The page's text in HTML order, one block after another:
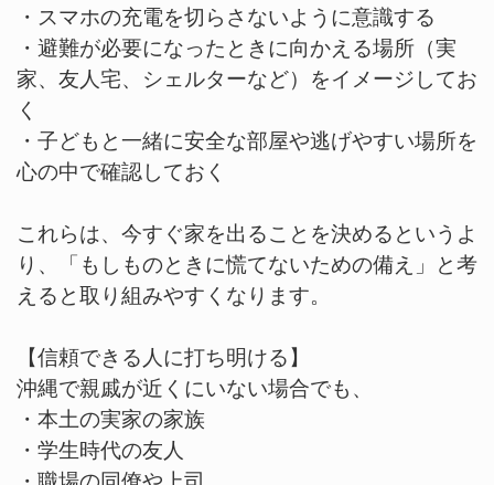
・スマホの充電を切らさないように意識する
・避難が必要になったときに向かえる場所（実
家、友人宅、シェルターなど）をイメージしてお
く
・子どもと一緒に安全な部屋や逃げやすい場所を
心の中で確認しておく
これらは、今すぐ家を出ることを決めるというよ
り、「もしものときに慌てないための備え」と考
えると取り組みやすくなります。
【信頼できる人に打ち明ける】
沖縄で親戚が近くにいない場合でも、
・本土の実家の家族
・学生時代の友人